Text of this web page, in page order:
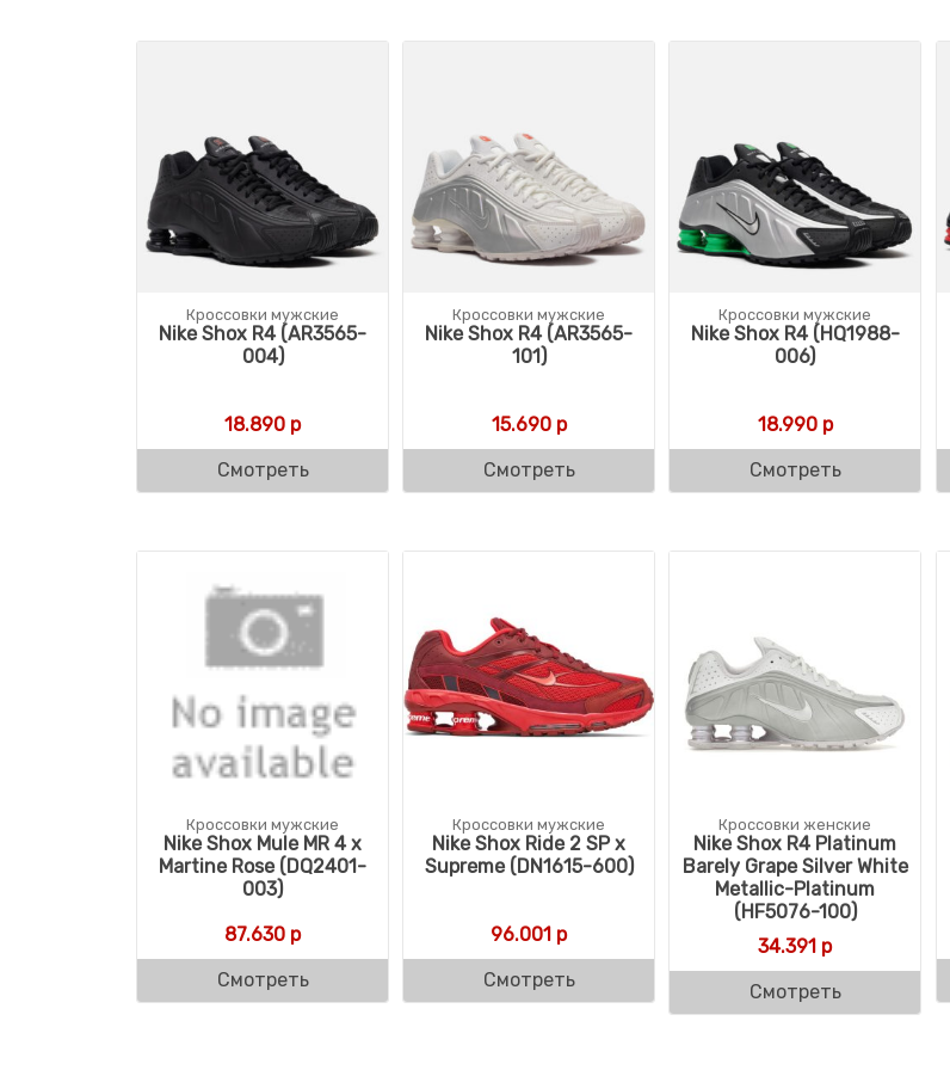
Кроссовки мужские
Nike Shox R4 (AR3565-
004)
18.890 р
Смотреть
Кроссовки мужские
Nike Shox R4 (AR3565-
101)
15.690р
Смотреть
Кроссовки мужские
Nike Shox R4 (HQ1988-
006)
18.990р
Смотреть
Кроссовки мужские
Nike Shox Mule MR 4 x
Martine Rose (DQ2401-
003)
87.630 р
Смотреть
Кроссовки мужские
Nike Shox Ride 2 SP x
Supreme (DN1615-600)
96.001 р
Смотреть
Кроссовки женские
Nike Shox R4 Platinum
Barely Grape Silver White
Metallic-Platinum
(HF5076-100)
34.391 р
Смотреть